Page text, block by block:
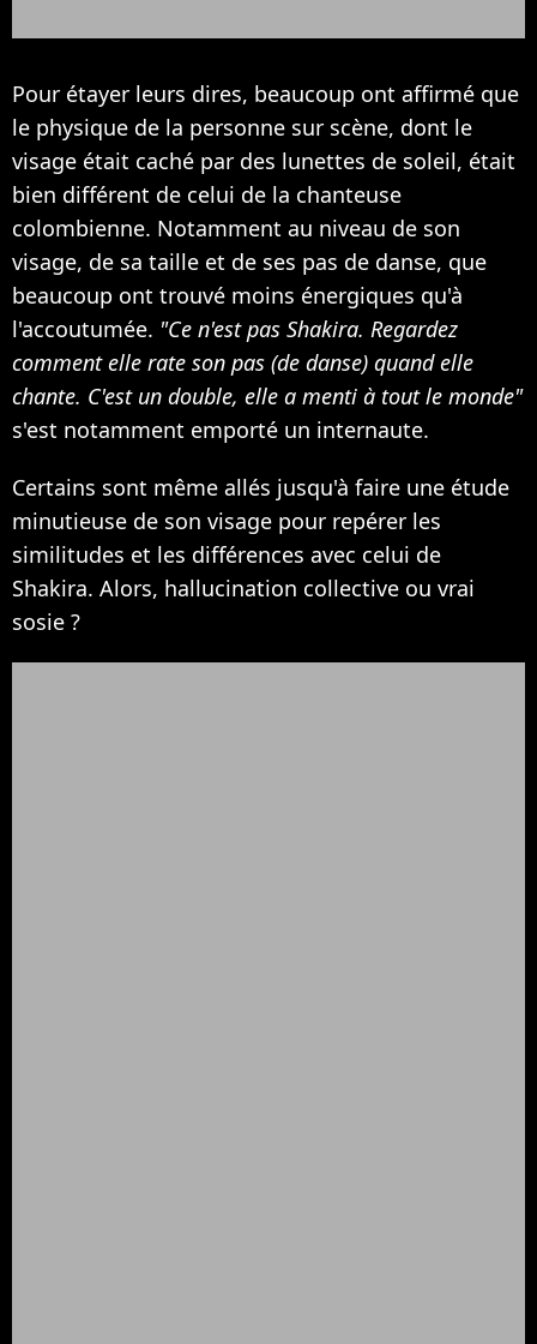
Pour étayer leurs dires, beaucoup ont affirmé que
le physique de la personne sur scène, dont le
visage était caché par des lunettes de soleil, était
bien différent de celui de la chanteuse
colombienne. Notamment au niveau de son
visage, de sa taille et de ses pas de danse, que
beaucoup ont trouvé moins énergiques qu'à
l'accoutumée. "Ce n'est pas Shakira. Regardez
comment elle rate son pas (de danse) quand elle
chante. C'est un double, elle a menti à tout le monde"
s'est notamment emporté un internaute.
Certains sont même allés jusqu'à faire une étude
minutieuse de son visage pour repérer les
similitudes et les différences avec celui de
Shakira. Alors, hallucination collective ou vrai
sosie ?